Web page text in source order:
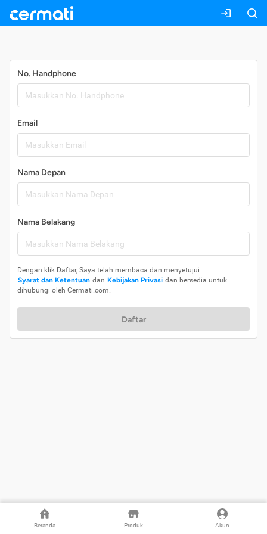
Beranda Produk Akun
No. Handphone
Email
Nama Depan
Nama Belakang
Dengan klik Daftar, Saya telah membaca dan menyetujui
Syarat dan Ketentuan dan Kebijakan Privasi dan bersedia untuk
dihubungi oleh Cermati.com.
Daftar